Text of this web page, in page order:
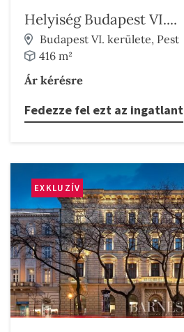
Helyiség Budapest VI....
Budapest VI. kerülete, Pest
416 m²
Ár kérésre
Fedezze fel ezt az ingatlant
EXKLUZÍV